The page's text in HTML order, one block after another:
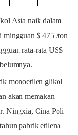
Asia naik dalam
mingguan $ 475 /ton
rata-rata US$
monoetilen glikol
akan memakan
Ningxia, Cina Poli
pabrik etilena